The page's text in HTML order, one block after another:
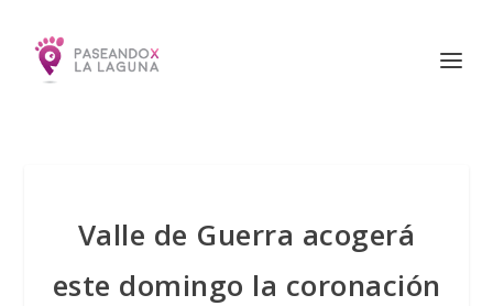
Valle de Guerra acogerá
este domingo la coronación